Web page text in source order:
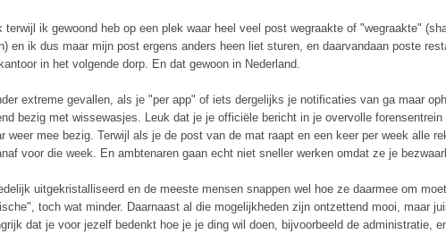
terwijl ik gewoond heb op een plek waar heel veel post wegraakte of "wegraakte"
en ik dus maar mijn post ergens anders heen liet sturen, en daarvandaan poste
in het volgende dorp. En dat gewoon in Nederland.
extreme gevallen, als je "per app" of iets dergelijks je notificaties van ga maar
bezig met wissewasjes. Leuk dat je je officiële bericht in je overvolle forensentrein
weer mee bezig. Terwijl als je de post van de mat raapt en een keer per week alle
voor die week. En ambtenaren gaan echt niet sneller werken omdat ze je
uitgekristalliseerd en de meeste mensen snappen wel hoe ze daarmee om
toch wat minder. Daarnaast al die mogelijkheden zijn ontzettend mooi, maar
dat je voor jezelf bedenkt hoe je je ding wil doen, bijvoorbeeld de administratie,